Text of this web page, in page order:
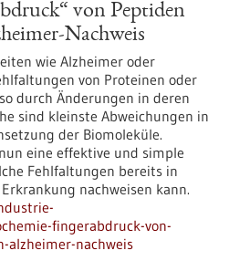
von Peptiden
Nachweis
wie Alzheimer oder
von Proteinen oder
durch Änderungen in deren
sind kleinste Abweichungen in
der Biomoleküle.
eine effektive und simple
Fehlfaltungen bereits in
nachweisen kann.
fingerabdruck-von-
alzheimer-nachweis